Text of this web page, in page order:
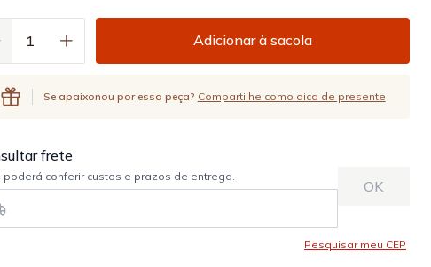
Adicionar à sacola
Se apaixonou por essa peça? Compartilhe como dica de presente